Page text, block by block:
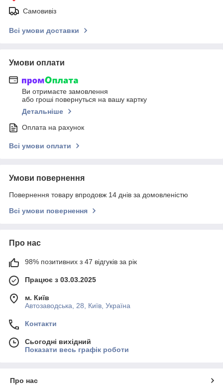
Самовивіз
Всі умови доставки
Умови оплати
Ви отримаєте замовлення
або гроші повернуться на вашу картку
Детальніше
Оплата на рахунок
Всі умови оплати
Умови повернення
Повернення товару впродовж 14 днів за домовленістю
Всі умови повернення
Про нас
98% позитивних з 47 відгуків за рік
Працює з 03.03.2025
м. Київ
Автозаводська, 28, Київ, Україна
Контакти
Сьогодні вихідний
Показати весь графік роботи
Про нас